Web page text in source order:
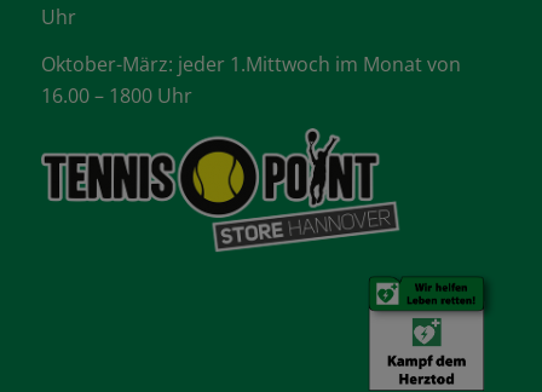
Uhr
Oktober-März: jeder 1.Mittwoch im Monat von
16.00 – 1800 Uhr